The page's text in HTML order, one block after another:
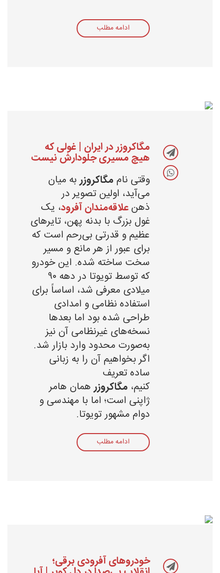
ادامه مطلب
مگاکروزر در ایران | غولی که
هیچ مسیری جلودارش نیست
وقتی نام مگاکروزربه میان
می‌آید، اولین تصویر در
ذهنعلاقه‌مندان آفرود، یک
غول بزرگ با بدنه پهن، تایرهای
عظیم و قدرتی بی‌رحم است که
برای عبور از هر مانع و مسیر
سخت ساخته شده. این خودرو
که توسط تویوتا در دهه ۹۰
میلادی معرفی شد، اساساً برای
استفاده نظامی و امدادی
طراحی شده بود اما بعدها
نسخه‌های غیرنظامی آن نیز
به‌صورت محدود وارد بازار شد.
اگر بخواهیم آن را به زبانی
ساده تعریف
کنیم، مگاکروزرهمان هامر
ژاپنی است؛ اما با مهندسی و
دوام مشهور تویوتا.
ادامه مطلب
خودروهای آفرودی برقی؛